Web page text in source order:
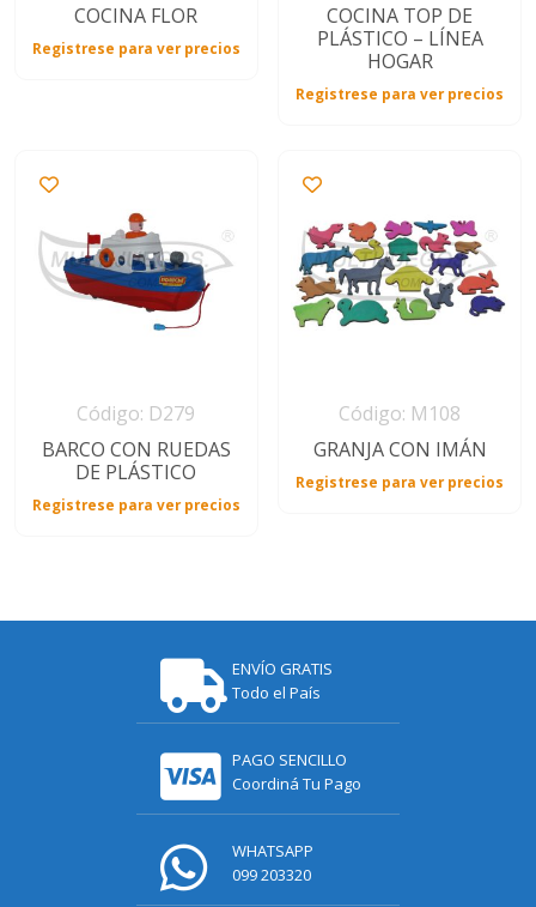
COCINA FLOR
Registrese para ver precios
COCINA TOP DE
PLÁSTICO – LÍNEA
HOGAR
Registrese para ver precios
Código: D279
BARCO CON RUEDAS
DE PLÁSTICO
Registrese para ver precios
Código: M108
GRANJA CON IMÁN
Registrese para ver precios
ENVÍO GRATIS
Todo el País
PAGO SENCILLO
Coordiná Tu Pago
WHATSAPP
099 203320